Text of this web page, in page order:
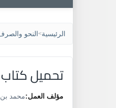
الرئيسية>النحو
تحميل
مؤلف العمل:محمد بن